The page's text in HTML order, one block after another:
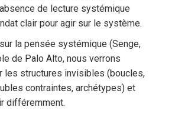
de lecture systémique
clair pour agir sur le système.
la pensée systémique (Senge,
de Palo Alto, nous verrons
les structures invisibles (boucles,
contraintes, archétypes) et
différemment.